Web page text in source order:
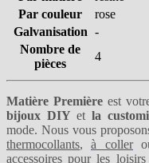
Par couleur
rose
Galvanisation -
Nombre de
pièces
4
Matière Première est
bijoux DIY etla
mode. Nous vous
thermocollants,à coller
accessoires pour les